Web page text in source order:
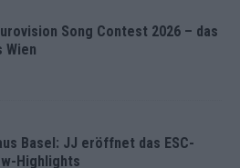
Song Contest 2026 – das
Wien
Basel: JJ eröffnet das ESC-
Highlights